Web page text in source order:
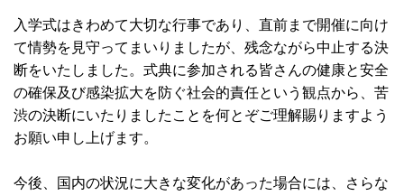
入学式はきわめて大切な行事であり、直前まで開催に向け
て情勢を見守ってまいりましたが、残念ながら中止する決
断をいたしました。式典に参加される皆さんの健康と安全
の確保及び感染拡大を防ぐ社会的責任という観点から、苦
渋の決断にいたりましたことを何とぞご理解賜りますよう
お願い申し上げます。
今後、国内の状況に大きな変化があった場合には、さらな